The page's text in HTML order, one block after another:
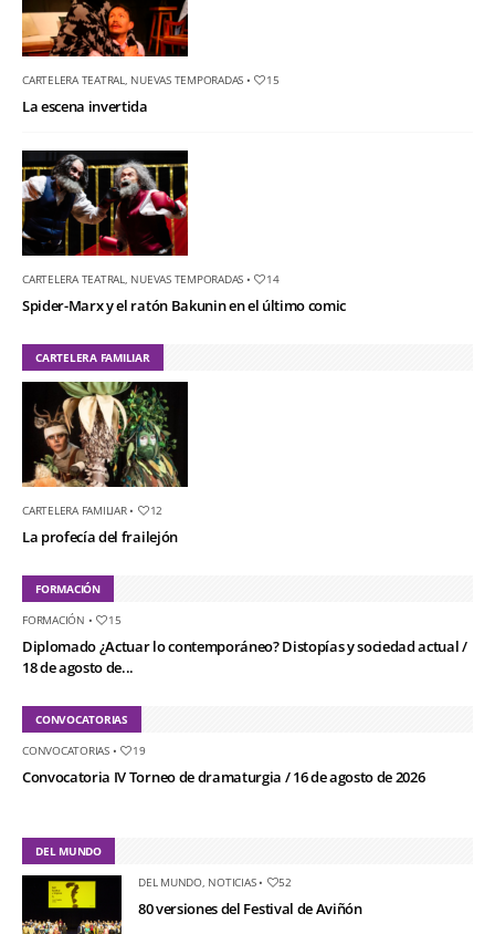
CARTELERA TEATRAL NUEVAS TEMPORADAS • 15
La escena invertida
CARTELERA TEATRAL NUEVAS TEMPORADAS • 14
Spider-Marx y el ratón Bakunin en el último comic
CARTELERA FAMILIAR
CARTELERA FAMILIAR• 12
La profecía del frailejón
FORMACIÓN
FORMACIÓN • 15
Diplomado ¿Actuar lo contemporáneo? Distopías y sociedad actual /
18 de agosto de...
CONVOCATORIAS
CONVOCATORIAS• 19
Convocatoria IV Torneo de dramaturgia / 16 de agosto de 2026
DEL MUNDO
DEL MUNDO, NOTICIAS• 52
80 versiones del Festival de Aviñón